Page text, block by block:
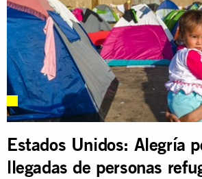
Estados Unidos: Alegría
llegadas de personas